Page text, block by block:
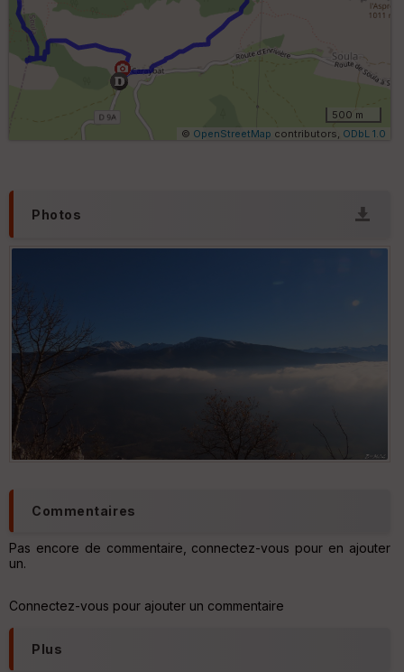
ki
lo
m
ri
q
C
o
re
Aff
p
ri
v
500 m
© OpenStreetMap contributors, ODbL 1.0
Photos
Commentaires
Pas encore de commentaire, connectez-vous pour en ajouter
un.
Connectez-vous pour ajouter un commentaire
Plus